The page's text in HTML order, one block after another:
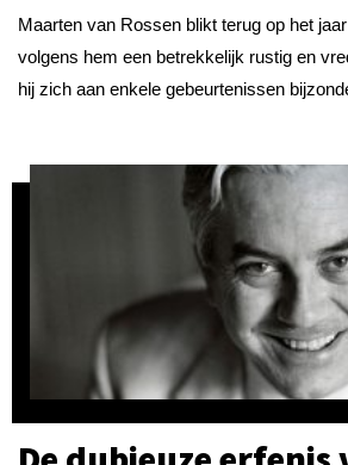
Maarten van Rossen blikt terug op het
volgens hem een betrekkelijk rustig en
hij zich aan enkele gebeurtenissen